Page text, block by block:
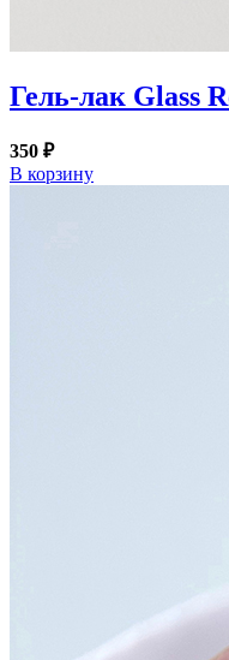
Гель-лак Glass
350 ₽
В корзину